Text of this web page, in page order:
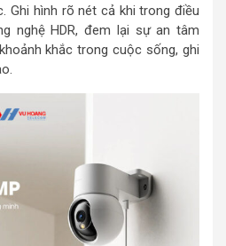
Ghi hình rõ nét cả khi trong điều
nghệ HDR, đem lại sự an tâm
khắc trong cuộc sống, ghi